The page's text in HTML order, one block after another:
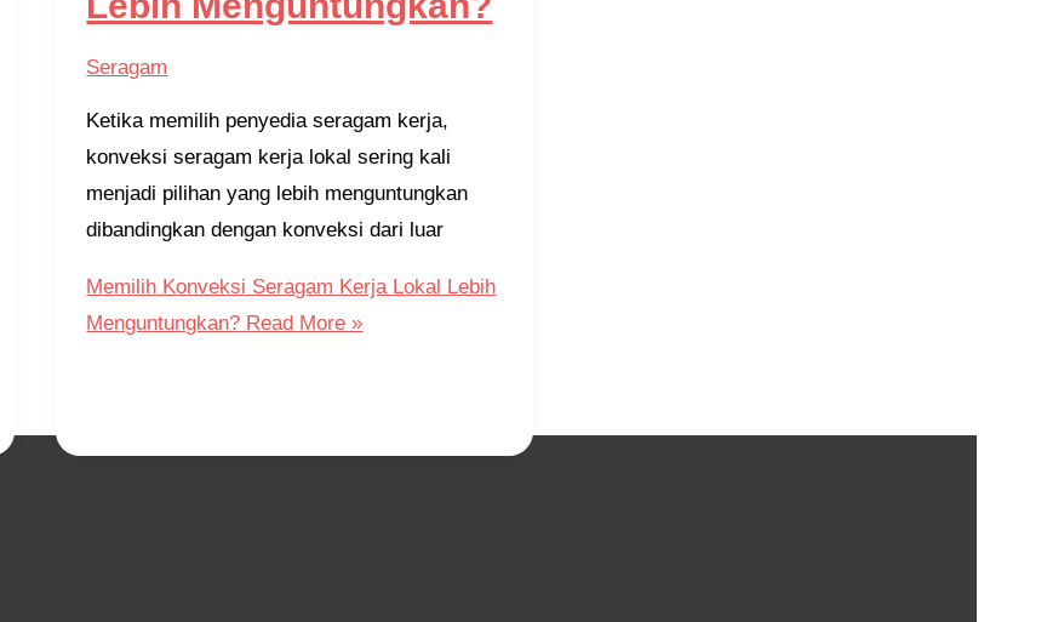
Seragam
Ketika memilih penyedia seragam kerja,
konveksi seragam kerja lokal sering kali
menjadi pilihan yang lebih menguntungkan
dibandingkan dengan konveksi dari luar
Memilih Konveksi Seragam Kerja Lokal Lebih
Menguntungkan? Read More »